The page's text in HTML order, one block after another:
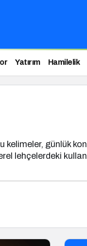
Yatırım Hamilelik
lehçelerdeki